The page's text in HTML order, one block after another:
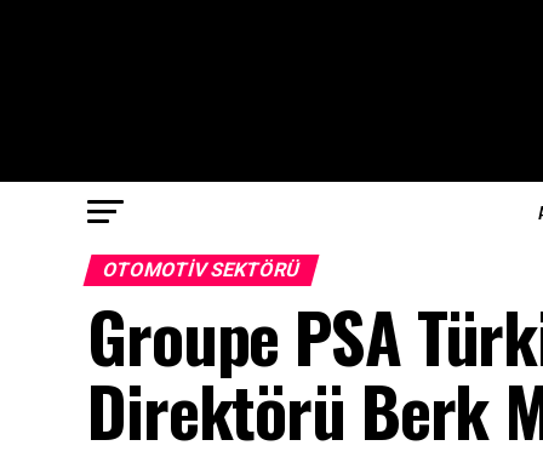
OTOMOTIV SEKTÖRÜ
Groupe PSA
Direktörü Berk